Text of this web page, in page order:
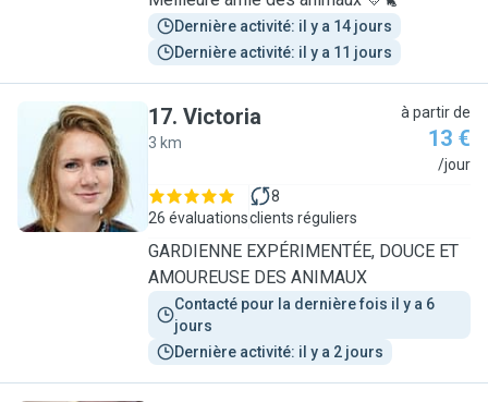
Dernière activité: il y a 14 jours
Dernière activité: il y a 11 jours
V
17. Victoria
3 km
à partir de
13 €
/jour
26 évaluations
8
clients réguliers
GARDIENNE EXPÉRIMENTÉE, DOUCE ET
AMOUREUSE DES ANIMAUX
Contacté pour la dernière fois il y a 6
jours
Dernière activité: il y a 2 jours